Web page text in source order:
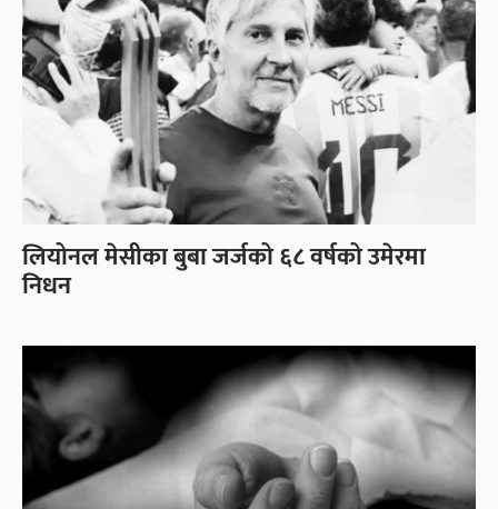
लियोनल मेसीका बुबा जर्जको ६८ वर्षको उमेरमा
निधन